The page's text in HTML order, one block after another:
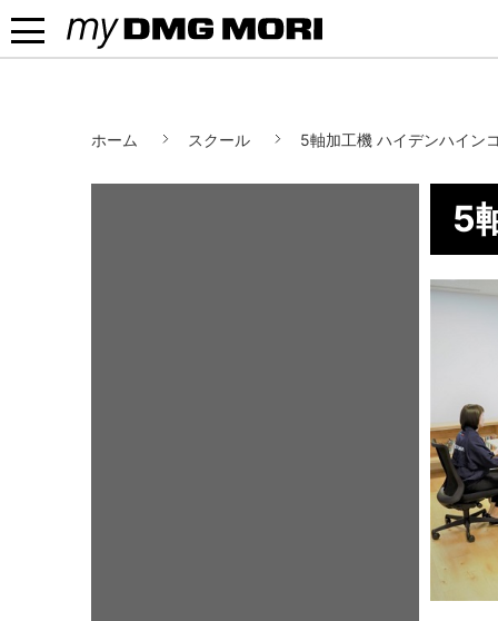
MENU
myDMGMORI
ホーム スクール 5軸加工機 ハイデンハイン
5